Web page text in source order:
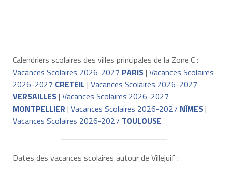
Calendriers scolaires des villes principales de la Zone C :
Vacances Scolaires 2026-2027 PARIS| Vacances Scolaires
2026-2027 CRETEIL | Vacances Scolaires 2026-2027
VERSAILLES| Vacances Scolaires 2026-2027
MONTPELLIER | Vacances Scolaires 2026-2027 NÎMES|
Vacances Scolaires 2026-2027 TOULOUSE
Dates des vacances scolaires autour de Villejuif :